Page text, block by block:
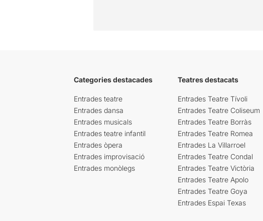
Categories destacades
Entrades teatre
Entrades dansa
Entrades musicals
Entrades teatre infantil
Entrades òpera
Entrades improvisació
Entrades monòlegs
Teatres destacats
Entrades Teatre Tívoli
Entrades Teatre Coliseum
Entrades Teatre Borràs
Entrades Teatre Romea
Entrades La Villarroel
Entrades Teatre Condal
Entrades Teatre Victòria
Entrades Teatre Apolo
Entrades Teatre Goya
Entrades Espai Texas